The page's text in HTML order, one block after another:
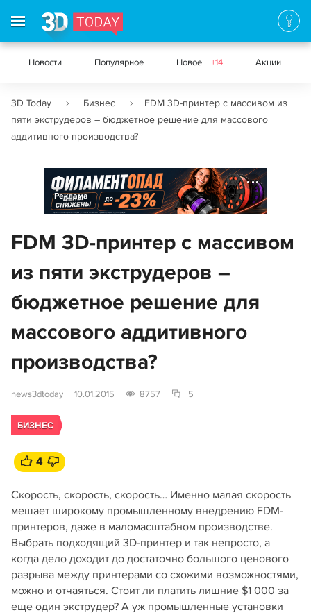
Новости Популярное Новое +14 Акции
3D Today Бизнес
FDM 3D-принтер с массивом из
пяти экструдеров – бюджетное решение для массового
аддитивного производства?
Реклама
FDM 3D-принтер с массивом
из пяти экструдеров –
бюджетное решение для
массового аддитивного
производства?
news3dtoday 10.01.2015 8757 5
БИЗНЕС
4
Скорость, скорость, скорость… Именно малая скорость
мешает широкому промышленному внедрению FDM-
принтеров, даже в маломасштабном производстве.
Выбрать подходящий 3D-принтер и так непросто, а
когда дело доходит до достаточно большого ценового
разрыва между принтерами со схожими возможностями,
можно и отчаяться. Стоит ли платить лишние $1 000 за
еще один экструдер? А уж промышленные установки